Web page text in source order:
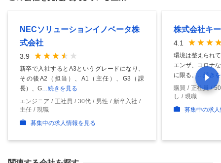
NECソリューションイノベータ株
式会社
3.9
新卒で入社するとA3というグレードになり、
その後A2（担当）、A1（主任）、G3（課
長）、G …続きを見る
エンジニア
正社員 30代 男性
新卒入社
主任
現職
募集中の求人情報を見る
株式会社キ
4.1
環境は整えられ
エンザ、コロナ
に限る。 …続き
購買
正社員
し
現職
募集中の求